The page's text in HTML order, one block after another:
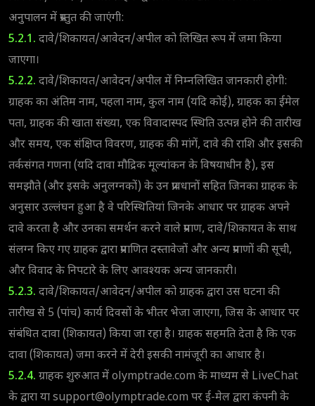
अनुपालन में प्रस्तुत की जाएंगी:
5.2.1. दावे/शिकायत/आवेदन/अपील को लिखित रूप में जमा किया
जाएगा।
5.2.2. दावे/शिकायत/आवेदन/अपील में निम्नलिखित जानकारी होगी:
ग्राहक का अंतिम नाम, पहला नाम, कुल नाम (यदि कोई), ग्राहक का ईमेल
पता, ग्राहक की खाता संख्या, एक विवादास्पद स्थिति उत्पन्न होने की तारीख
और समय, एक संक्षिप्त विवरण, ग्राहक की मांगें, दावे की राशि और इसकी
तर्कसंगत गणना (यदि दावा मौद्रिक मूल्यांकन के विषयाधीन है), इस
समझौते (और इसके अनुलग्नकों) के उन प्रावधानों सहित जिनका ग्राहक के
अनुसार उल्लंघन हुआ है वे परिस्थितियां जिनके आधार पर ग्राहक अपने
दावे करता है और उनका समर्थन करने वाले प्रमाण, दावे/शिकायत के साथ
संलग्न किए गए ग्राहक द्वारा प्रमाणित दस्तावेजों और अन्य प्रमाणों की सूची,
और विवाद के निपटारे के लिए आवश्यक अन्य जानकारी।
5.2.3. दावे/शिकायत/आवेदन/अपील को ग्राहक द्वारा उस घटना की
तारीख से 5 (पांच) कार्य दिवसों के भीतर भेजा जाएगा, जिस के आधार पर
संबंधित दावा (शिकायत) किया जा रहा है। ग्राहक सहमति देता है कि एक
दावा (शिकायत) जमा करने में देरी इसकी नामंजूरी का आधार है।
5.2.4. ग्राहक शुरुआत में olymptrade.com के माध्यम से LiveChat
के द्वारा याsupport@olymptrade.com पर ई-मेल द्वारा कंपनी के